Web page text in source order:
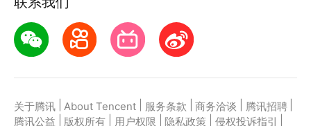
关于腾讯 About Tencent 服务条款 商务洽谈 腾讯招聘
腾讯公益
版权所有 用户权限 隐私政策 侵权投诉指引